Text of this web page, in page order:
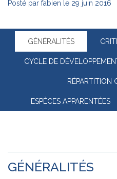
Posté par fabien le 29 juin 2016
GÉNÉRALITÉS
CYCLE DE
RÉPARTITION
ESPÈCES APPARENTÉES
GÉNÉRALITÉS